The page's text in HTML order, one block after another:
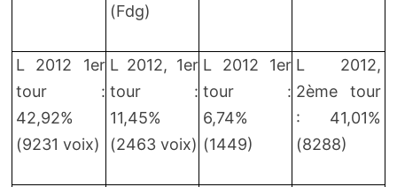
(Fdg)
L 2012 1er
tour :
42,92%
(9231 voix)
L 2012, 1er
tour :
11,45%
(2463 voix)
L 2012 1er
tour :
6,74%
(1449)
L 2012,
2ème tour
: 41,01%
(8288)